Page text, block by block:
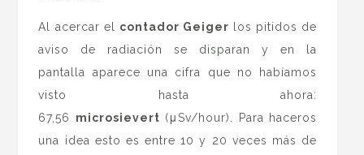
Al acercar el contador Geiger los pitidos de
aviso de radiación se disparan y en la
pantalla aparece una cifra que no habíamos
visto hasta ahora:
67,56 microsievert (μSv/hour). Para haceros
una idea esto es entre 10 y 20 veces más de